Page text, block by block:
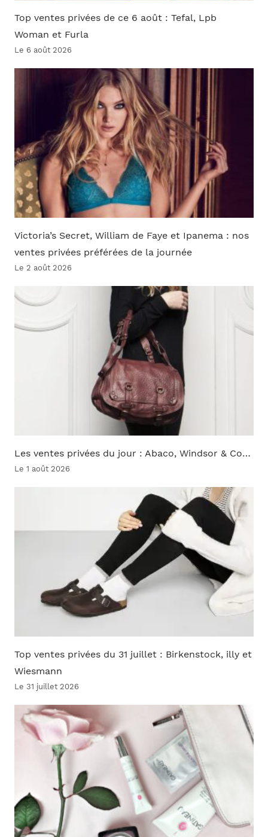
Top ventes privées de ce 6 août : Tefal, Lpb
Woman et Furla
Le 6 août 2026
Victoria’s Secret, William de Faye et Ipanema : nos
ventes privées préférées de la journée
Le 2 août 2026
Les ventes privées du jour : Abaco, Windsor & Co…
Le 1 août 2026
Top ventes privées du 31 juillet : Birkenstock, illy et
Wiesmann
Le 31 juillet 2026